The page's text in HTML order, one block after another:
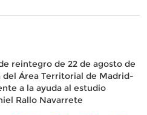
reintegro de 22 de agosto de
del Área Territorial de Madrid-
a la ayuda al estudio
Rallo Navarrete